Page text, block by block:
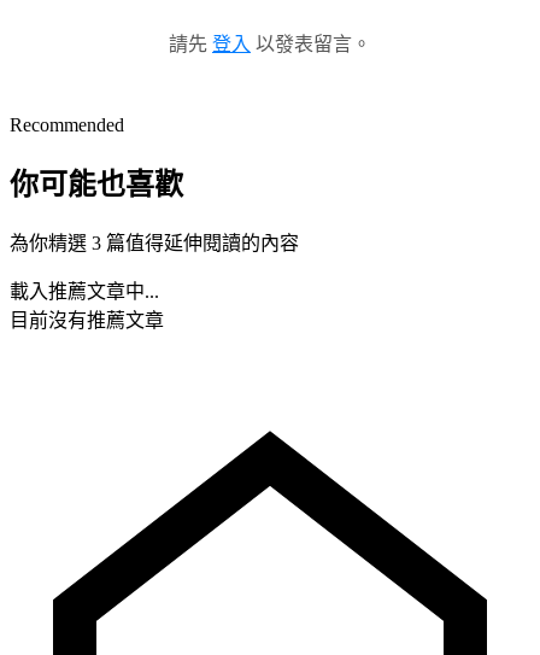
請先 登入 以發表留言。
Recommended
你可能也喜歡
為你精選 3 篇值得延伸閱讀的內容
載入推薦文章中...
目前沒有推薦文章